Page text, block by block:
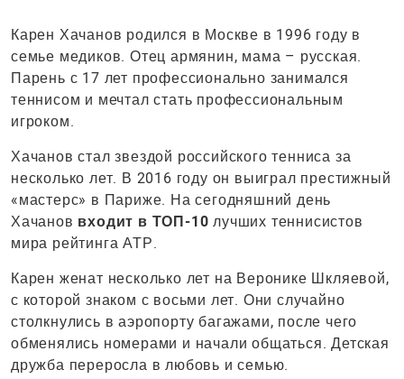
Карен Хачанов родился в Москве в 1996 году в
семье медиков. Отец армянин, мама – русская.
Парень с 17 лет профессионально занимался
теннисом и мечтал стать профессиональным
игроком.
Хачанов стал звездой российского тенниса за
несколько лет. В 2016 году он выиграл престижный
«мастерс» в Париже. На сегодняшний день
Хачанов входит в ТОП-10 лучших теннисистов
мира рейтинга АТР.
Карен женат несколько лет на Веронике Шкляевой,
с которой знаком с восьми лет. Они случайно
столкнулись в аэропорту багажами, после чего
обменялись номерами и начали общаться. Детская
дружба переросла в любовь и семью.